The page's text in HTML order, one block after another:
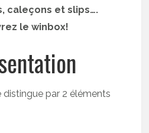
caleçons et slips….
le winbox!
distingue par 2 éléments